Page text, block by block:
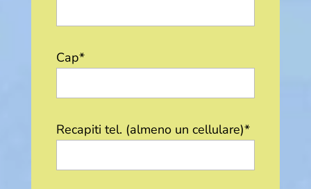
Cap*
Recapiti tel. (almeno un cellulare)*